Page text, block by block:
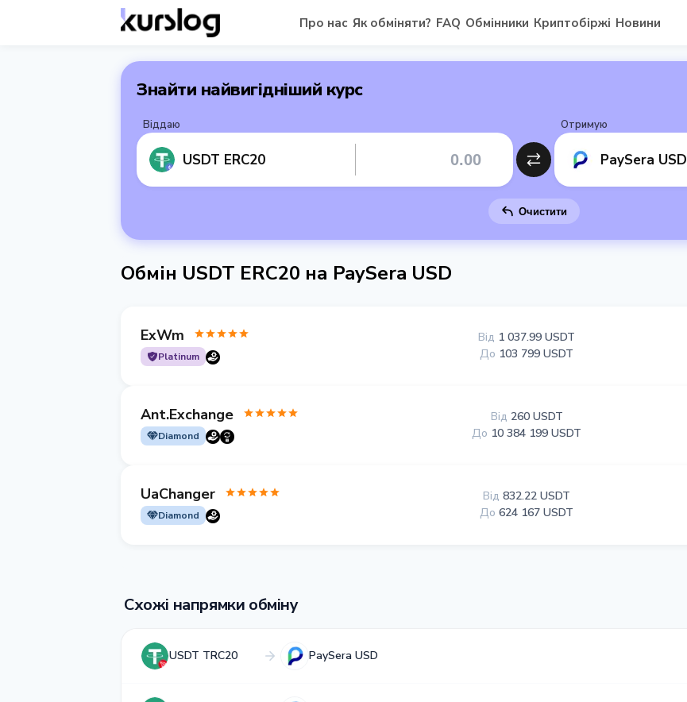
Про нас Як обміняти? FAQ Обмінники Криптобіржі Новини
Знайти найвигідніший курс
Віддаю
USDT ERC20
Отримую
PaySera USD
Очистити
Обмін USDT ERC20 на PaySera USD
ExWm
Platinum
Від 1 037.99 USDT
До 103 799 USDT
Ant.Exchange
Diamond
Від 260 USDT
До 10 384 199 USDT
UaChanger
Diamond
Від 832.22 USDT
До 624 167 USDT
Схожі напрямки обміну
USDT TRC20 PaySera USD